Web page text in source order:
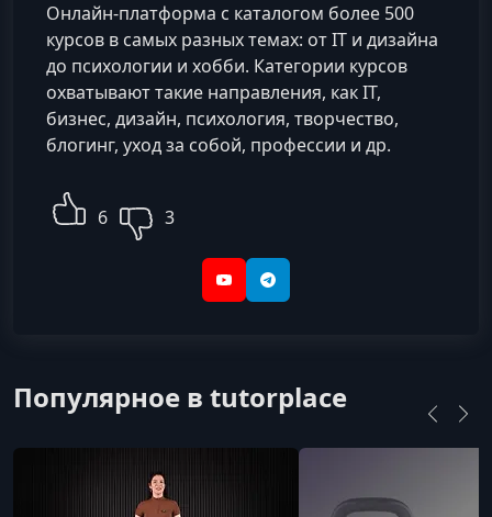
Онлайн-платформа с каталогом более 500
курсов в самых разных темах: от IT и дизайна
до психологии и хобби. Категории курсов
охватывают такие направления, как IT,
бизнес, дизайн, психология, творчество,
блогинг, уход за собой, профессии и др.
6 3
YouTubeTelegram
Популярное в tutorplace